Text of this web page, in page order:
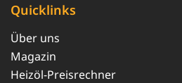
Quicklinks
Über uns
Magazin
Heizöl-Preisrechner